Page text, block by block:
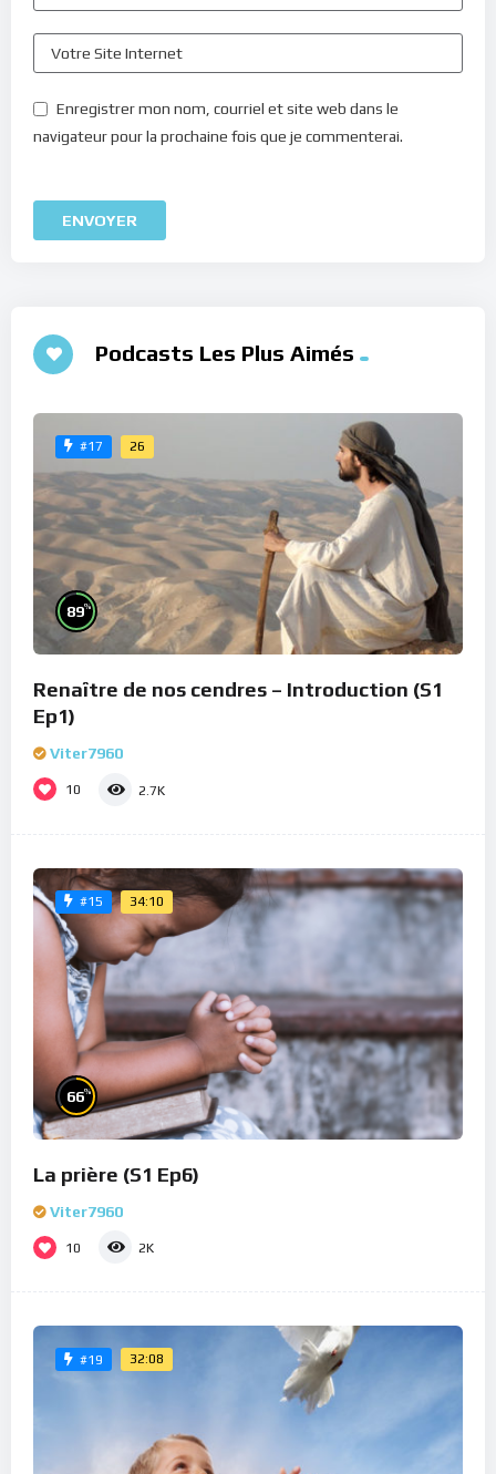
Enregistrer mon nom, courriel et site web dans le
navigateur pour la prochaine fois que je commenterai.
Podcasts Les Plus Aimés
#17 26
89%
Renaître de nos cendres – Introduction (S1
Ep1)
Viter7960
10 2.7K
#15 34:10
66%
La prière (S1 Ep6)
Viter7960
10 2K
#19 32:08